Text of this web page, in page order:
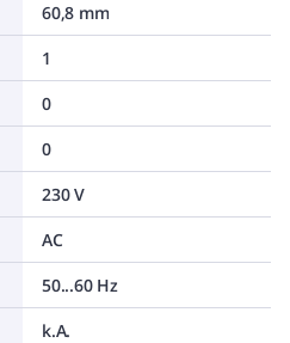
60,8 mm
1
0
0
230 V
AC
50...60 Hz
k.A.